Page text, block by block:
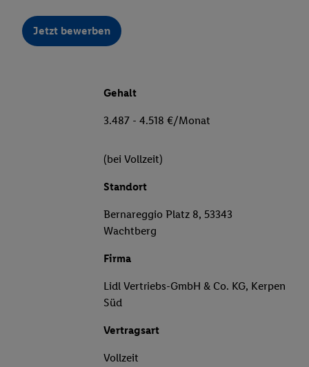
Jetzt bewerben
Gehalt
3.487 - 4.518 €/Monat
(bei Vollzeit)
Standort
Bernareggio Platz 8, 53343
Wachtberg
Firma
Lidl Vertriebs-GmbH & Co. KG, Kerpen
Süd
Vertragsart
Vollzeit